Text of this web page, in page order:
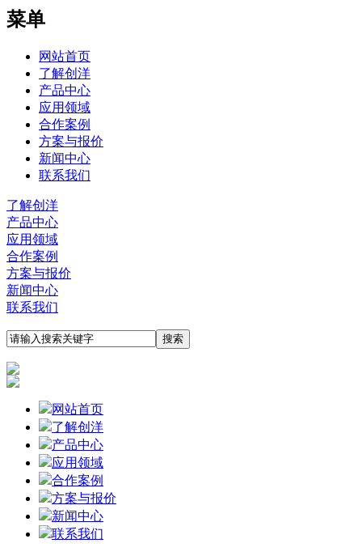
菜单
网站首页
了解创洋
产品中心
应用领域
合作案例
方案与报价
新闻中心
联系我们
了解创洋
产品中心
应用领域
合作案例
方案与报价
新闻中心
联系我们
网站首页
了解创洋
产品中心
应用领域
合作案例
方案与报价
新闻中心
联系我们